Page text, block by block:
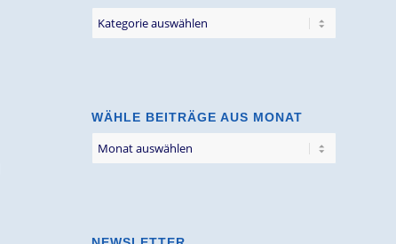
Blogbeiträge
WÄHLE BEITRÄGE AUS MONAT